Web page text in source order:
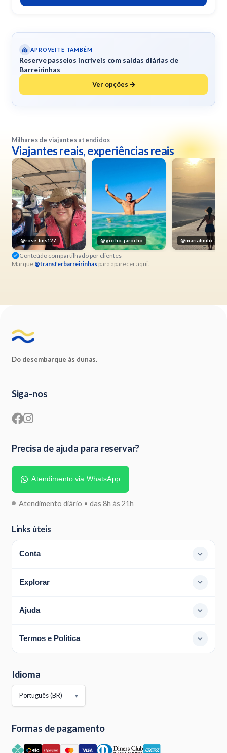
APROVEITE TAMBÉM
Reserve passeios incríveis com saídas diárias de
Barreirinhas
Ver opções
Milhares de viajantes atendidos
Viajantes reais, experiências reais
@rose_lins127 @gocho_jarocho @mariahndo
Conteúdo compartilhado por clientes
Marque @transferbarreirinhaspara aparecer aqui.
Do desembarque às dunas.
Siga-nos
Precisa de ajuda para reservar?
Atendimento via WhatsApp
Atendimento diário • das 8h às 21h
Links úteis
Conta
Explorar
Ajuda
Termos e Política
Idioma
▼
Formas de pagamento